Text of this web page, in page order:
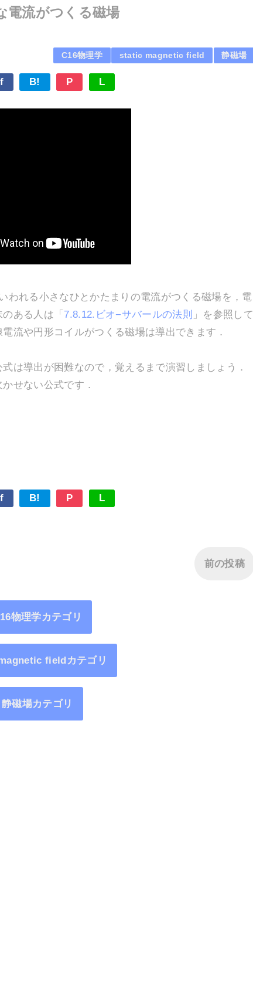
流がつくる磁場
C16物理学 static magnetic field 静磁場
f B! P L
われる小さなひとかたまりの電流がつくる磁場を，電
ある人は「 7.8.12.ビオ−サバールの法則 」を参照して
流や円形コイルがつくる磁場は導出できます．
は導出が困難なので，覚えるまで演習しましょう．
せない公式です．
f B! P L
前の投稿
物理学カテゴリ
fieldカテゴリ
静磁場カテゴリ